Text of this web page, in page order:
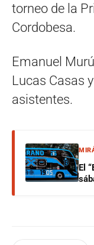
torneo de la
Cordobesa.
Emanuel
Lucas Casas
asistentes.
El